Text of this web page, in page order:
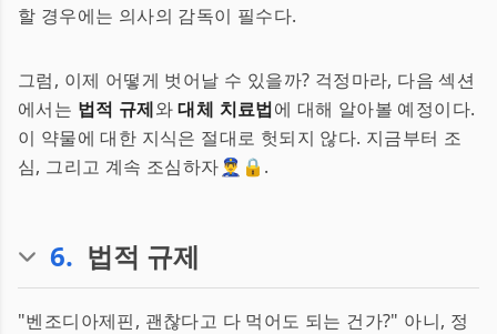
할 경우에는 의사의 감독이 필수다.
그럼, 이제 어떻게 벗어날 수 있을까? 걱정마라, 다음 섹션
에서는 법적 규제와대체 치료법에 대해 알아볼 예정이다.
이 약물에 대한 지식은 절대로 헛되지 않다. 지금부터 조
심, 그리고 계속 조심하자👮‍♂️🔒.
6. 법적 규제
"벤조디아제핀, 괜찮다고 다 먹어도 되는 건가?" 아니, 정